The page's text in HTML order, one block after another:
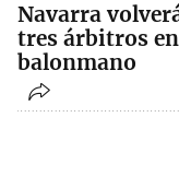
Navarra
tres árbitros
balonmano